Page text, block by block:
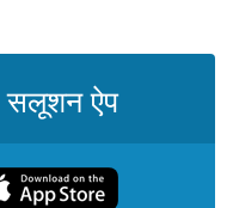
सलूशन ऐप